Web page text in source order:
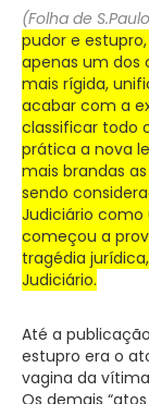
(Folha de
pudor e
apenas um dos
mais rígida,
acabar com a
classificar todo
prática a nova
mais brandas
sendo
Judiciário como
começou a
tragédia
Judiciário.
Até a
estupro era o
vagina da
Os demais